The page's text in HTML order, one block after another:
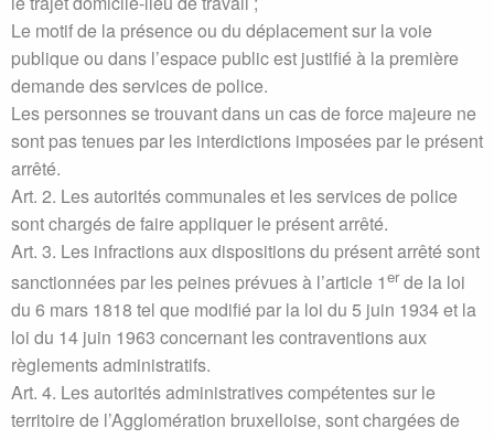
Le motif de la présence ou du déplacement sur la voie
publique ou dans l’espace public est justifié à la première
demande des services de police.
Les personnes se trouvant dans un cas de force majeure ne
sont pas tenues par les interdictions imposées par le présent
arrêté.
Art. 2. Les autorités communales et les services de police
sont chargés de faire appliquer le présent arrêté.
Art. 3. Les infractions aux dispositions du présent arrêté sont
sanctionnées par les peines prévues à l’article 1erde la loi
du 6 mars 1818 tel que modifié par la loi du 5 juin 1934 et la
loi du 14 juin 1963 concernant les contraventions aux
règlements administratifs.
Art. 4. Les autorités administratives compétentes sur le
territoire de l’Agglomération bruxelloise, sont chargées de